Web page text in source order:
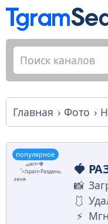
Главная Фото
популярное
🍓
📸
🩱
⚡️